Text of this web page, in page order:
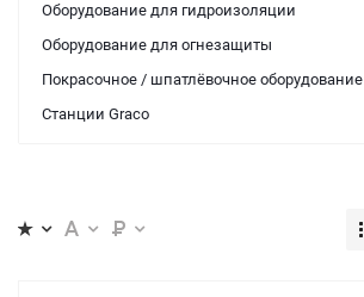
Оборудование для гидроизоляции
Оборудование для огнезащиты
Покрасочное / шпатлёвочное оборудование
Станции Graco